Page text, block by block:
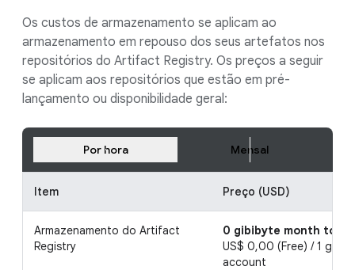
Os custos de armazenamento se aplicam ao
armazenamento em repouso dos seus artefatos nos
repositórios do Artifact Registry. Os preços a seguir
se aplicam aos repositórios que estão em pré-
lançamento ou disponibilidade geral:
Por hora Mensal
Item Preço (USD)
Armazenamento do Artifact
Registry
0 gibibyte month to
US$ 0,00 (Free) / 1
account